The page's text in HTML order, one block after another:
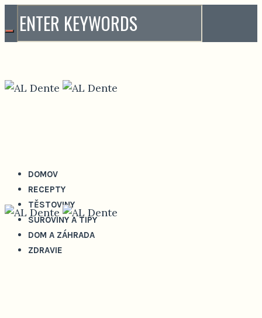
DOMOV
RECEPTY
TĚSTOVINY
SUROVINY A TIPY
DOM A ZÁHRADA
ZDRAVIE